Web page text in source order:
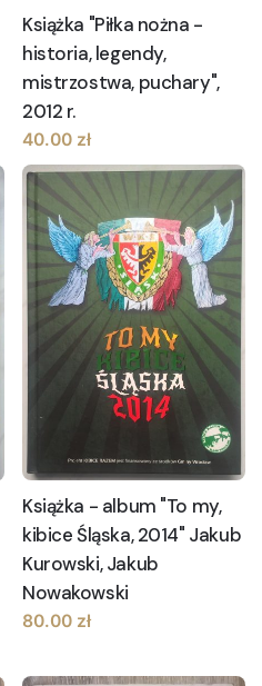
Książka "Piłka nożna -
historia, legendy,
mistrzostwa, puchary",
2012 r.
40.00 zł
Książka - album "To my,
kibice Śląska, 2014" Jakub
Kurowski, Jakub
Nowakowski
80.00 zł